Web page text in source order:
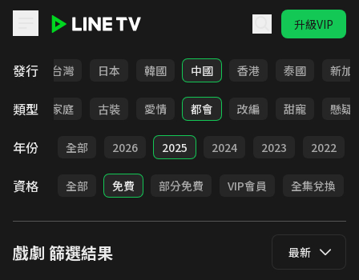
升級VIP
發行
全部 台灣 日本 韓國 中國 香港 泰國 新加
類型
校園 家庭 古裝 愛情 都會 改編 甜寵 懸疑
年份 全部 2026 2025 2024 2023 2022
資格 全部 免費 部分免費 VIP會員 全集兌換
戲劇 篩選結果 最新